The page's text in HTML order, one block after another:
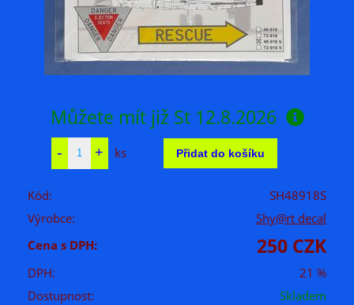
Můžete mít již St 12.8.2026
ks
Kód:
SH48918S
Výrobce:
Shy@rt decal
Cena s DPH:
250 CZK
DPH:
21 %
Dostupnost:
Skladem